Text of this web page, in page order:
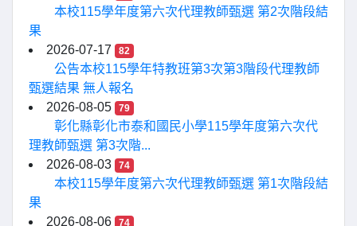
本校115學年度第六次代理教師甄選 第2次階段結
果
2026-07-17
82
公告本校115學年特教班第3次第3階段代理教師
甄選結果 無人報名
2026-08-05
79
彰化縣彰化市泰和國民小學115學年度第六次代
理教師甄選 第3次階...
2026-08-03
74
本校115學年度第六次代理教師甄選 第1次階段結
果
2026-08-06
74